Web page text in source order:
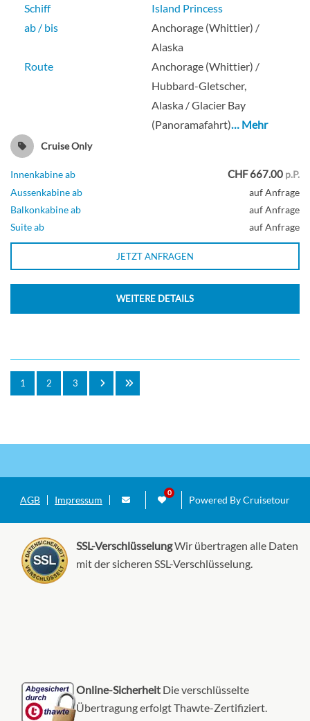
Schiff
Island Princess
ab / bis
Anchorage (Whittier) /
Alaska
Route
Anchorage (Whittier) /
Hubbard-Gletscher,
Alaska / Glacier Bay
(Panoramafahrt)… Mehr
Cruise Only
Innenkabine ab CHF 667.00 p.P.
Aussenkabine ab
auf Anfrage
Balkonkabine ab
auf Anfrage
Suite ab
auf Anfrage
JETZT ANFRAGEN
WEITERE DETAILS
1 2 3
AGB Impressum Powered By Cruisetour
SSL-VerschlüsselungWir übertragen alle Daten
mit der sicheren SSL-Verschlüsselung.
Online-Sicherheit Die verschlüsselte
Übertragung erfolgt Thawte-Zertifiziert.